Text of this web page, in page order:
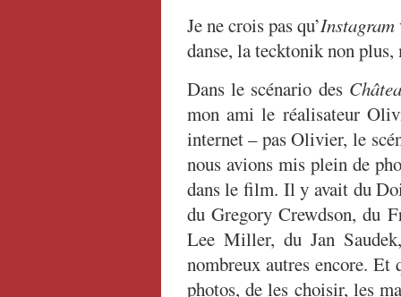
Je ne crois pas qu’Instagram
danse, la tecktonik non
Dans le scénario des
mon ami le réalisateur
internet – pas Olivier, le
nous avions mis plein de
dans le film. Il y avait du
du Gregory Crewdson, du
Lee Miller, du Jan
nombreux autres encore.
photos, de les choisir, les